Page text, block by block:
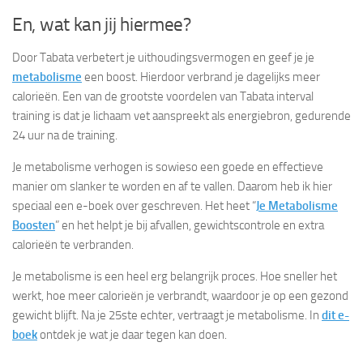
En, wat kan jij hiermee?
Door Tabata verbetert je uithoudingsvermogen en geef je je
metabolisme een boost. Hierdoor verbrand je dagelijks meer
calorieën. Een van de grootste voordelen van Tabata interval
training is dat je lichaam vet aanspreekt als energiebron, gedurende
24 uur na de training.
Je metabolisme verhogen is sowieso een goede en effectieve
manier om slanker te worden en af te vallen. Daarom heb ik hier
speciaal een e-boek over geschreven. Het heet “Je Metabolisme
Boosten” en het helpt je bij afvallen, gewichtscontrole en extra
calorieën te verbranden.
Je metabolisme is een heel erg belangrijk proces. Hoe sneller het
werkt, hoe meer calorieën je verbrandt, waardoor je op een gezond
gewicht blijft. Na je 25ste echter, vertraagt je metabolisme. In dit e-
boekontdek je wat je daar tegen kan doen.